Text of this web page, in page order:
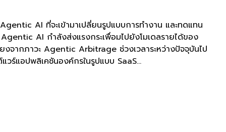
AI ที่จะเข้ามาเปลี่ยนรูปแบบการทำงาน และทดแทน
AI กำลังส่งแรงกระเพื่อมไปยังโมเดลรายได้ของ
จากภาวะ Agentic Arbitrage ช่วงเวลาระหว่างปัจจุบันไป
ร์แอปพลิเคชันองค์กรในรูปแบบ SaaS...